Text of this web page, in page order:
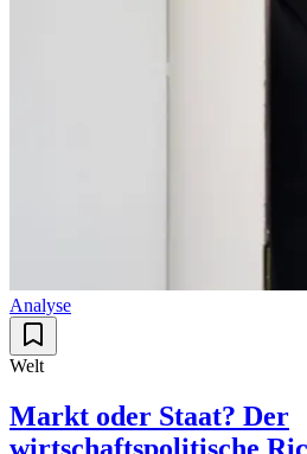
Analyse
Welt
Markt oder Staat? Der